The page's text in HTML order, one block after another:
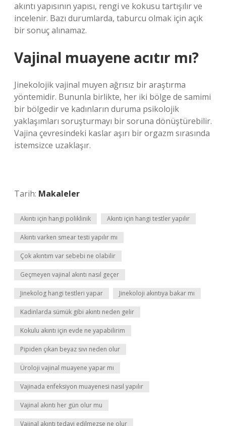
akıntı yapısının yapısı, rengi ve kokusu tartışılır ve
incelenir. Bazı durumlarda, taburcu olmak için açık
bir sonuç alınamaz.
Vajinal muayene acıtır mı?
Jinekolojik vajinal muyen ağrısız bir araştırma
yöntemidir. Bununla birlikte, her iki bölge de samimi
bir bölgedir ve kadınların duruma psikolojik
yaklaşımları soruşturmayı bir soruna dönüştürebilir.
Vajina çevresindeki kaslar aşırı bir orgazm sırasında
istemsizce uzaklaşır.
Tarih: Makaleler
Akıntı için hangi poliklinik Akıntı için hangi testler yapılır
Akıntı varken smear testi yapılır mı
Çok akıntım var sebebi ne olabilir
Geçmeyen vajinal akıntı nasıl geçer
Jinekolog hangi testleri yapar Jinekoloji akıntıya bakar mı
Kadinlarda sümük gibi akıntı neden gelir
Kokulu akıntı için evde ne yapabilirim
Pipiden çıkan beyaz sıvı neden olur
Üroloji vajinal muayene yapar mı
Vajinada enfeksiyon muayenesi nasıl yapılır
Vajinal akıntı her gün olur mu
Vajinal akıntı tedavi edilmezse ne olur